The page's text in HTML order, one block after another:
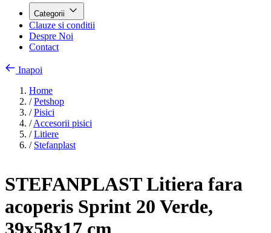
Categorii
Clauze si conditii
Despre Noi
Contact
Inapoi
Home
/ Petshop
/ Pisici
/ Accesorii pisici
/ Litiere
/ Stefanplast
STEFANPLAST Litiera fara
acoperis Sprint 20 Verde,